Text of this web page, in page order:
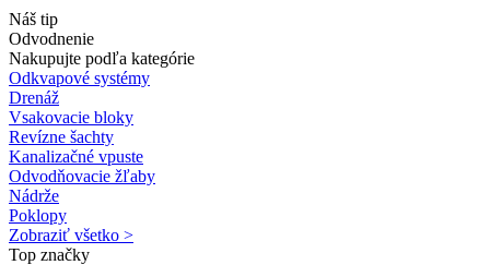
Náš tip
Odvodnenie
Nakupujte podľa kategórie
Odkvapové systémy
Drenáž
Vsakovacie bloky
Revízne šachty
Kanalizačné vpuste
Odvodňovacie žľaby
Nádrže
Poklopy
Zobraziť všetko >
Top značky